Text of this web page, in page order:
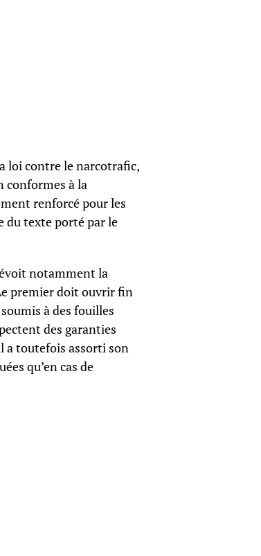
loi contre le narcotrafic,
conformes à la
renforcé pour les
du texte porté par le
notamment la
premier doit ouvrir fin
à des fouilles
des garanties
a toutefois assorti son
qu’en cas de